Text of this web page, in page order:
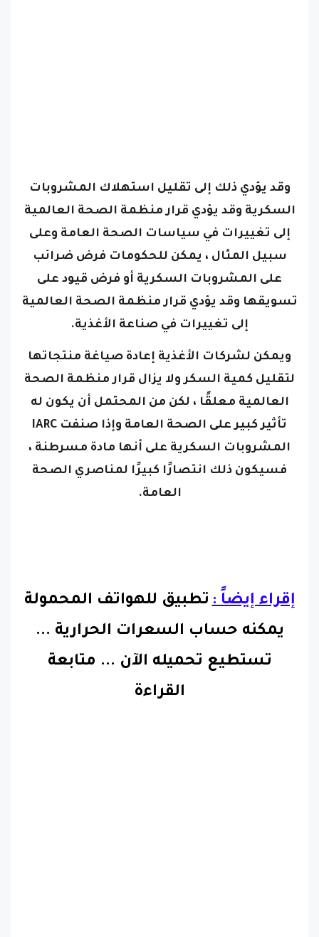
وقد يؤدي ذلك إلى تقليل استهلاك المشروبات
السكرية وقد يؤدي قرار منظمة الصحة العالمية
إلى تغييرات في سياسات الصحة العامة وعلى
سبيل المثال ، يمكن للحكومات فرض ضرائب
على المشروبات السكرية أو فرض قيود على
تسويقها وقد يؤدي قرار منظمة الصحة العالمية
إلى تغييرات في صناعة الأغذية.
ويمكن لشركات الأغذية إعادة صياغة منتجاتها
لتقليل كمية السكر ولا يزال قرار منظمة الصحة
العالمية معلقًا ، لكن من المحتمل أن يكون له
تأثير كبير على الصحة العامة وإذا صنفت IARC
المشروبات السكرية على أنها مادة مسرطنة ،
فسيكون ذلك انتصارًا كبيرًا لمناصري الصحة
العامة.
إقراء إيضاً : تطبيق للهواتف المحمولة
يمكنه حساب السعرات الحرارية ...
تستطيع تحميله الآن ... متابعة
القراءة